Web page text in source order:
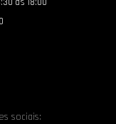
sociais: